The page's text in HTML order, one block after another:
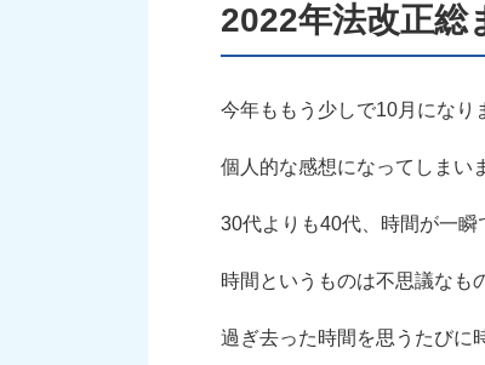
2022年法改正総
今年ももう少しで10月になり
個人的な感想になってしまい
30代よりも40代、時間が一瞬
時間というものは不思議なも
過ぎ去った時間を思うたびに